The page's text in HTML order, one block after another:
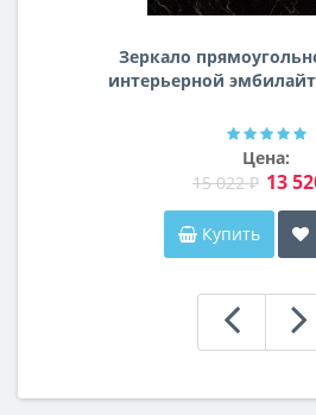
Зеркало
интерьерной
Цена:
15 022 ₽ 13
Купить